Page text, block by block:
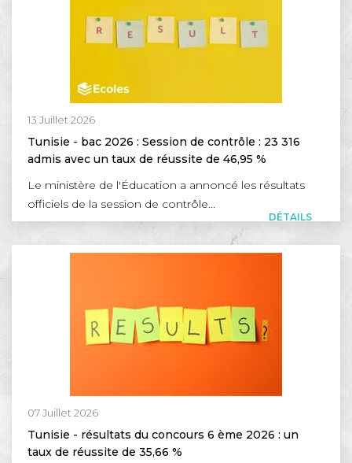
13 Juillet 2026
Tunisie - bac 2026 : Session de contrôle : 23 316
admis avec un taux de réussite de 46,95 %
Le ministère de l'Éducation a annoncé les résultats
officiels de la session de contrôle...
DÉTAILS
07 Juillet 2026
Tunisie - résultats du concours 6 ème 2026 : un
taux de réussite de 35,66 %